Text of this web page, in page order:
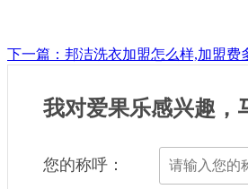
下一篇：邦洁洗衣加盟怎么样,加盟费
我对爱果乐感兴趣，
您的称呼：